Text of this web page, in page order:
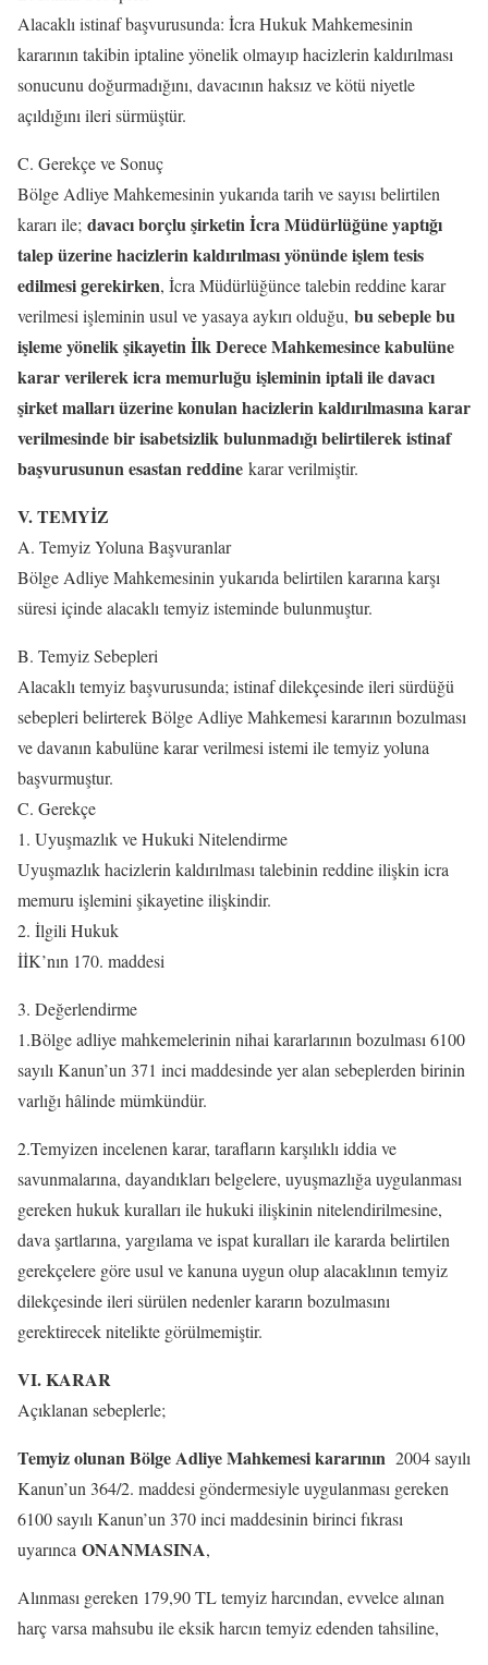
Alacaklı istinaf başvurusunda: İcra Hukuk Mahkemesinin
kararının takibin iptaline yönelik olmayıp hacizlerin kaldırılması
sonucunu doğurmadığını, davacının haksız ve kötü niyetle
açıldığını ileri sürmüştür.
C. Gerekçe ve Sonuç
Bölge Adliye Mahkemesinin yukarıda tarih ve sayısı belirtilen
kararı ile; davacı borçlu şirketin İcra Müdürlüğüne yaptığı
talep üzerine hacizlerin kaldırılması yönünde işlem tesis
edilmesi gerekirken, İcra Müdürlüğünce talebin reddine karar
verilmesi işleminin usul ve yasaya aykırı olduğu, bu sebeple bu
işleme yönelik şikayetin İlk Derece Mahkemesince kabulüne
karar verilerek icra memurluğu işleminin iptali ile davacı
şirket malları üzerine konulan hacizlerin kaldırılmasına karar
verilmesinde bir isabetsizlik bulunmadığı belirtilerek istinaf
başvurusunun esastan reddine karar verilmiştir.
V. TEMYİZ
A. Temyiz Yoluna Başvuranlar
Bölge Adliye Mahkemesinin yukarıda belirtilen kararına karşı
süresi içinde alacaklı temyiz isteminde bulunmuştur.
B. Temyiz Sebepleri
Alacaklı temyiz başvurusunda; istinaf dilekçesinde ileri sürdüğü
sebepleri belirterek Bölge Adliye Mahkemesi kararının bozulması
ve davanın kabulüne karar verilmesi istemi ile temyiz yoluna
başvurmuştur.
C. Gerekçe
1. Uyuşmazlık ve Hukuki Nitelendirme
Uyuşmazlık hacizlerin kaldırılması talebinin reddine ilişkin icra
memuru işlemini şikayetine ilişkindir.
2. İlgili Hukuk
İİK’nın 170. maddesi
3. Değerlendirme
1.Bölge adliye mahkemelerinin nihai kararlarının bozulması 6100
sayılı Kanun’un 371 inci maddesinde yer alan sebeplerden birinin
varlığı hâlinde mümkündür.
2.Temyizen incelenen karar, tarafların karşılıklı iddia ve
savunmalarına, dayandıkları belgelere, uyuşmazlığa uygulanması
gereken hukuk kuralları ile hukuki ilişkinin nitelendirilmesine,
dava şartlarına, yargılama ve ispat kuralları ile kararda belirtilen
gerekçelere göre usul ve kanuna uygun olup alacaklının temyiz
dilekçesinde ileri sürülen nedenler kararın bozulmasını
gerektirecek nitelikte görülmemiştir.
VI. KARAR
Açıklanan sebeplerle;
Temyiz olunan Bölge Adliye Mahkemesi kararının 2004 sayılı
Kanun’un 364/2. maddesi göndermesiyle uygulanması gereken
6100 sayılı Kanun’un 370 inci maddesinin birinci fıkrası
uyarınca ONANMASINA,
Alınması gereken 179,90 TL temyiz harcından, evvelce alınan
harç varsa mahsubu ile eksik harcın temyiz edenden tahsiline,